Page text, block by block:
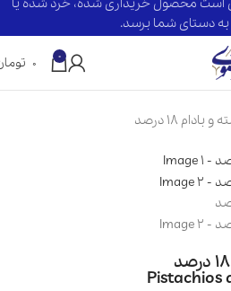
0 ۰
18 درصد
Pistachios
است محصول خریداری شده، خرد شده یا
دستای شما برسد.